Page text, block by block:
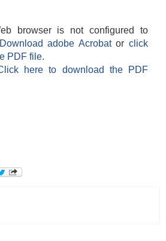
browser is not configured to
Download adobe Acrobatorclick
PDF file.
here to download the PDF